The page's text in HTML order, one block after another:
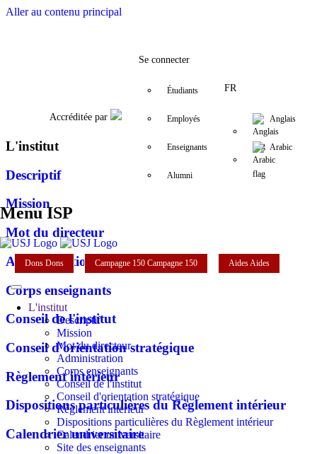
Aller au contenu principal
FacebookTwitter
Accréditée par
Se connecter
Étudiants
Employés
Enseignants
Alumni
FR
Anglais
Arabic
Menu ISP
Dons Dons Campagne 150 Campagne 150 AidesAides
L'institut
Descriptif
Mission
Mot du directeur
Administration
Corps enseignants
Conseil de l'institut
Conseil d'orientation stratégique
Règlement intérieur
Dispositions particulières du Règlement intérieur
Calendrier universitaire
Site des enseignants
L'institut
Descriptif
Mission
Mot du directeur
Administration
Corps enseignants
Conseil de l'institut
Conseil d'orientation stratégique
Règlement intérieur
Dispositions particulières du Règlement intérieur
Calendrier universitaire